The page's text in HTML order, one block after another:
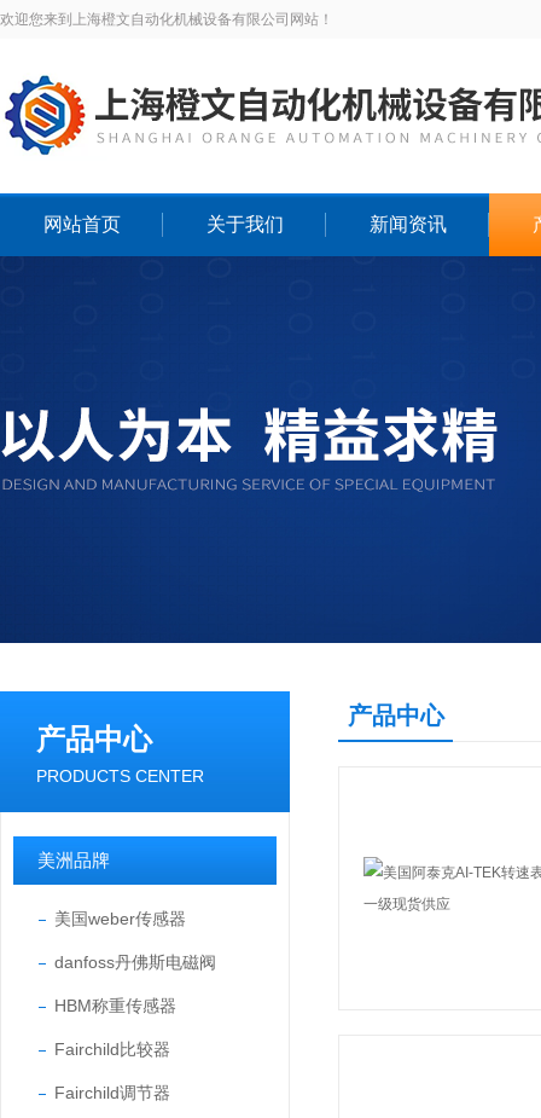
欢迎您来到上海橙文自动化机械设备有限公司网站！
网站首页 关于我们 新闻资讯
产品中心
PRODUCTS CENTER
美洲品牌
美国weber传感器
danfoss丹佛斯电磁阀
HBM称重传感器
Fairchild比较器
Fairchild调节器
产品中心